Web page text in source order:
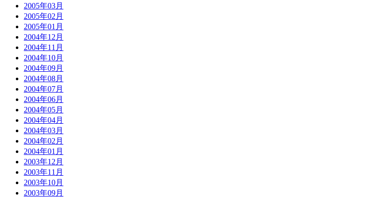
2005年03月
2005年02月
2005年01月
2004年12月
2004年11月
2004年10月
2004年09月
2004年08月
2004年07月
2004年06月
2004年05月
2004年04月
2004年03月
2004年02月
2004年01月
2003年12月
2003年11月
2003年10月
2003年09月